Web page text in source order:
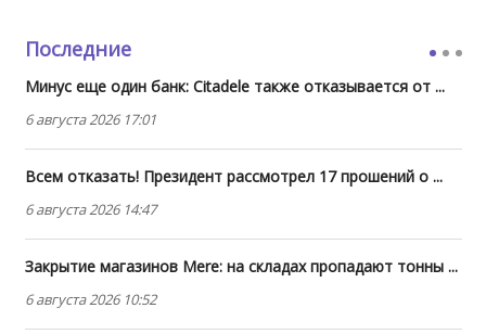
Последние
Минус еще один банк: Citadele также отказывается от ...
6 августа 2026 17:01
Всем отказать! Президент рассмотрел 17 прошений о ...
6 августа 2026 14:47
Закрытие магазинов Mere: на складах пропадают тонны ...
6 августа 2026 10:52